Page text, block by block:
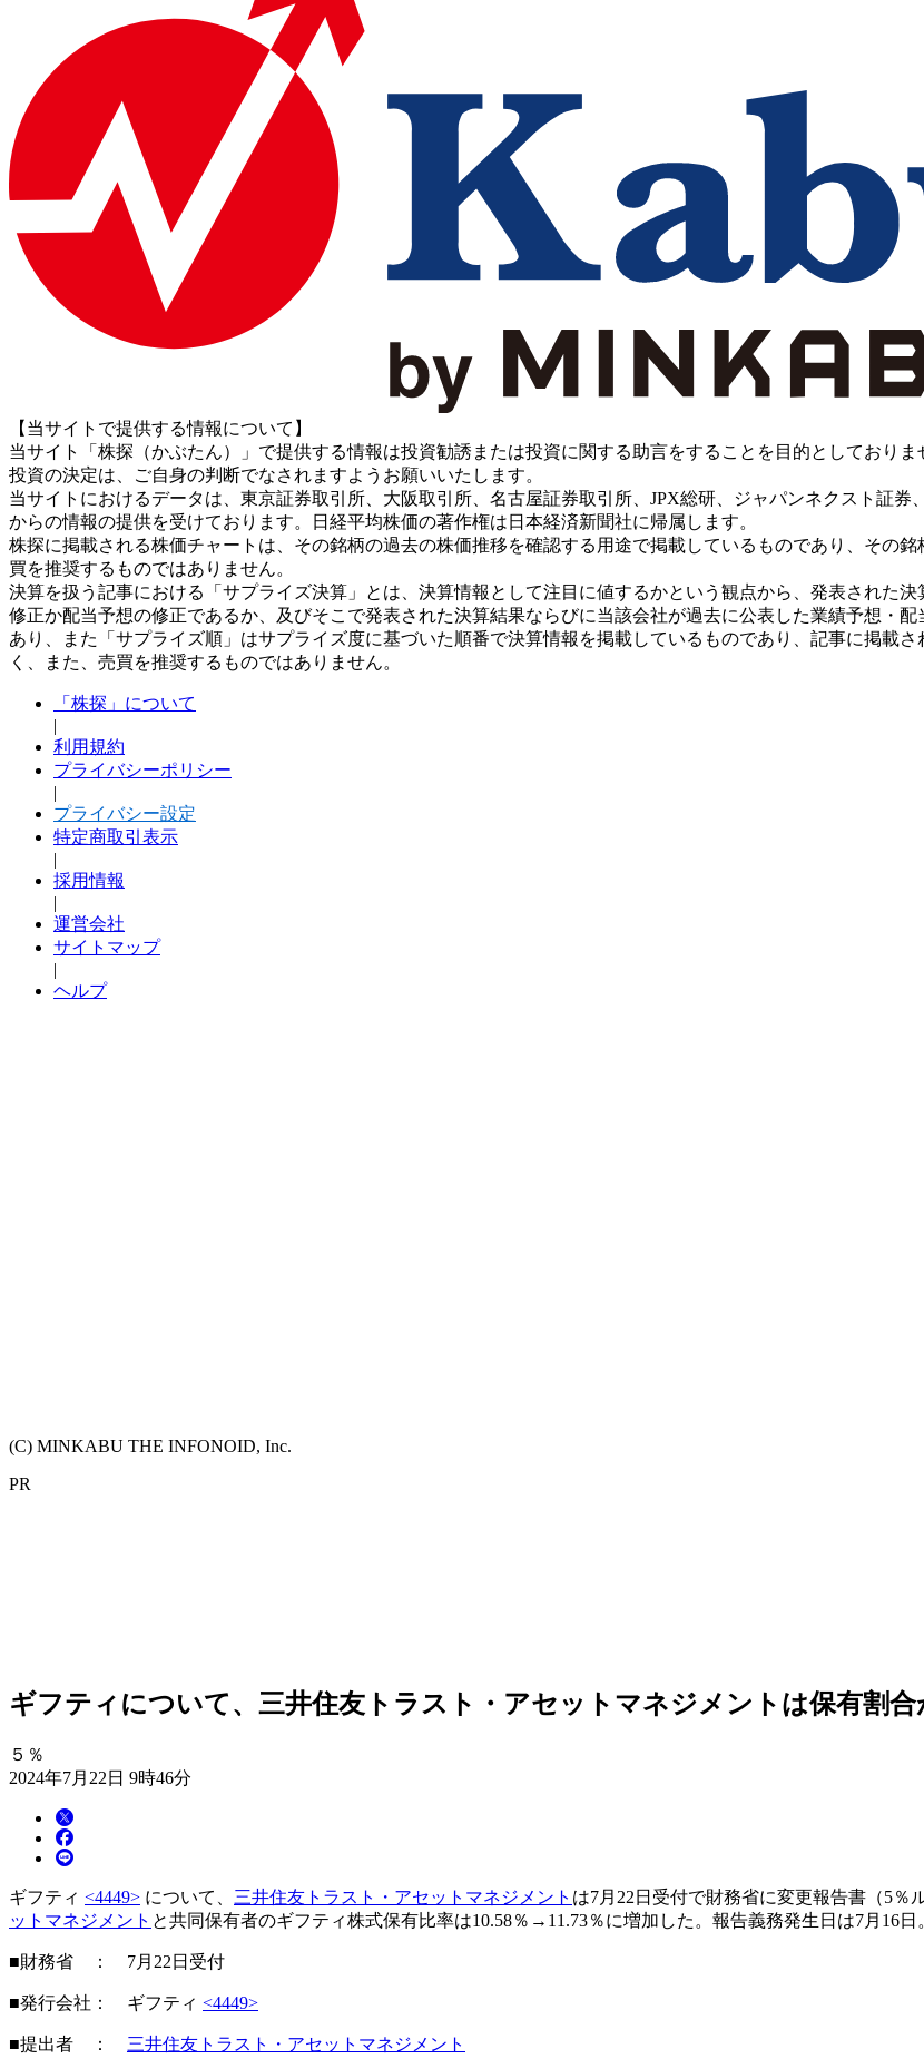
【当サイトで提供する情報について】
当サイト「株探（かぶたん）」で提供する情報は投資勧誘または投資に関する助言をすることを目的としておりま
投資の決定は、ご自身の判断でなされますようお願いいたします。
当サイトにおけるデータは、東京証券取引所、大阪取引所、名古屋証券取引所、JPX総研、ジャパンネクスト証券、
からの情報の提供を受けております。日経平均株価の著作権は日本経済新聞社に帰属します。
株探に掲載される株価チャートは、その銘柄の過去の株価推移を確認する用途で掲載しているものであり、その
買を推奨するものではありません。
決算を扱う記事における「サプライズ決算」とは、決算情報として注目に値するかという観点から、発表された
修正か配当予想の修正であるか、及びそこで発表された決算結果ならびに当該会社が過去に公表した業績予想・
あり、また「サプライズ順」はサプライズ度に基づいた順番で決算情報を掲載しているものであり、記事に掲載
く、また、売買を推奨するものではありません。
「株探」について
|
利用規約
プライバシーポリシー
|
プライバシー設定
特定商取引表示
|
採用情報
|
運営会社
サイトマップ
|
ヘルプ
(C) MINKABU THE INFONOID, Inc.
PR
ギフティについて、三井住友トラスト・アセットマネジメントは保有割合
５％
2024年7月22日 9時46分
ギフティ <4449> について、 三井住友トラスト・アセットマネジメント は7月22日受付で財務省に変更報告書（5％
ットマネジメント と共同保有者のギフティ株式保有比率は10.58％→11.73％に増加した。報告義務発生日は7月16日
■財務省 ： 7月22日受付
■発行会社： ギフティ <4449>
■提出者 ： 三井住友トラスト・アセットマネジメント